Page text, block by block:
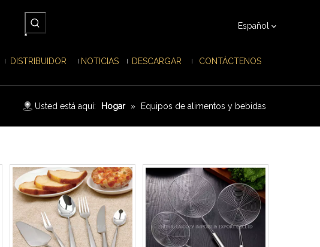
Español
DISTRIBUIDOR NOTICIAS DESCARGAR CONTÁCTENOS
Usted está aquí: Hogar » Equipos de alimentos y bebidas